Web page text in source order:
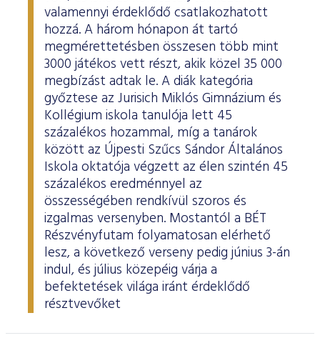
valamennyi érdeklődő csatlakozhatott
hozzá. A három hónapon át tartó
megmérettetésben összesen több mint
3000 játékos vett részt, akik közel 35 000
megbízást adtak le. A diák kategória
győztese az Jurisich Miklós Gimnázium és
Kollégium iskola tanulója lett 45
százalékos hozammal, míg a tanárok
között az Újpesti Szűcs Sándor Általános
Iskola oktatója végzett az élen szintén 45
százalékos eredménnyel az
összességében rendkívül szoros és
izgalmas versenyben. Mostantól a BÉT
Részvényfutam folyamatosan elérhető
lesz, a következő verseny pedig június 3-án
indul, és július közepéig várja a
befektetések világa iránt érdeklődő
résztvevőket